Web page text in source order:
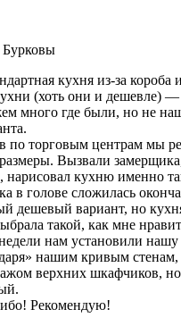
кухня из-за короба
(хоть они и дешевле)
много где были, но не
по торговым центрам мы
Вызвали
нарисовал кухню именно
в голове сложилась
дешевый вариант, но
такой, как мне
нам установили
нашим кривым
верхних шкафчиков, но
Рекомендую!